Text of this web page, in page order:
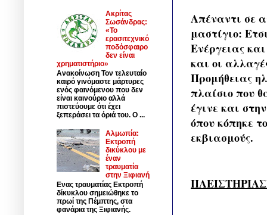
Απέναντι σε
μαστίγιο:
Ενέργειας
και οι
Προμήθειας
πλαίσιο που
έγινε και
όπου κόπηκε
εκβιασμούς.
Ακρίτας
Σωσάνδρας:
«Το
ερασιτεχνικό
ποδόσφαιρο
δεν είναι
χρηματιστήριο»
Ανακοίνωση Τον τελευταίο
καιρό γινόμαστε μάρτυρες
ενός φαινόμενου που δεν
είναι καινούριο αλλά
πιστεύουμε ότι έχει
ξεπεράσει τα όριά του. Ο ...
Αλμωπία:
Εκτροπή
δικύκλου με
έναν
τραυματία
στην Ξιφιανή
Ενας τραυματίας Εκτροπή
δίκυκλου σημειώθηκε το
πρωί της Πέμπτης, στα
φανάρια της Ξιφιανής.